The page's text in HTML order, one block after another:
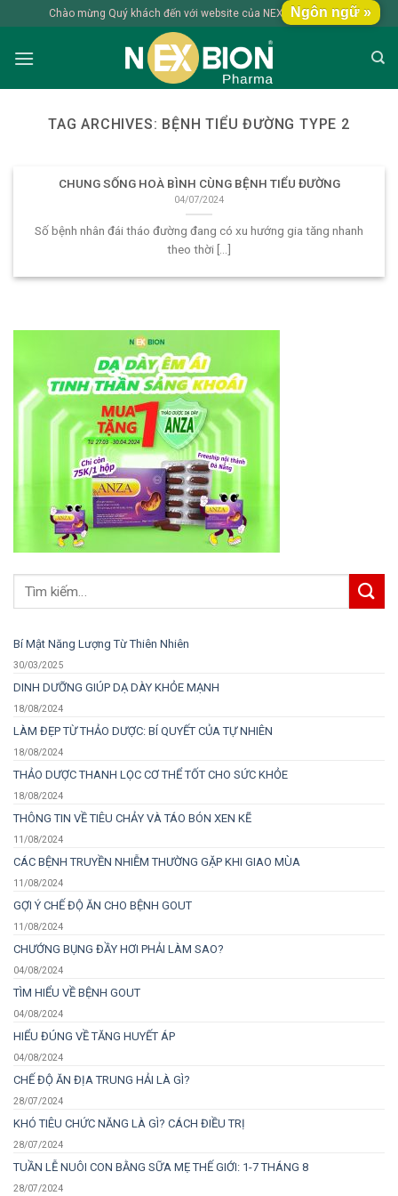
to
content
Chào mừng Quý khách đến với website của NEXBION Pharma
TAG ARCHIVES: BỆNH TIỂU ĐƯỜNG TYPE 2
CHUNG SỐNG HOÀ BÌNH CÙNG BỆNH TIỂU ĐƯỜNG
04/07/2024
Số bệnh nhân đái tháo đường đang có xu hướng gia tăng nhanh
theo thời [...]
Bí Mật Năng Lượng Từ Thiên Nhiên
30/03/2025
DINH DƯỠNG GIÚP DẠ DÀY KHỎE MẠNH
18/08/2024
LÀM ĐẸP TỪ THẢO DƯỢC: BÍ QUYẾT CỦA TỰ NHIÊN
18/08/2024
THẢO DƯỢC THANH LỌC CƠ THỂ TỐT CHO SỨC KHỎE
18/08/2024
THÔNG TIN VỀ TIÊU CHẢY VÀ TÁO BÓN XEN KẼ
11/08/2024
CÁC BỆNH TRUYỀN NHIỄM THƯỜNG GẶP KHI GIAO MÙA
11/08/2024
GỢI Ý CHẾ ĐỘ ĂN CHO BỆNH GOUT
11/08/2024
CHƯỚNG BỤNG ĐẦY HƠI PHẢI LÀM SAO?
04/08/2024
TÌM HIỂU VỀ BỆNH GOUT
04/08/2024
HIỂU ĐÚNG VỀ TĂNG HUYẾT ÁP
04/08/2024
CHẾ ĐỘ ĂN ĐỊA TRUNG HẢI LÀ GÌ?
28/07/2024
KHÓ TIÊU CHỨC NĂNG LÀ GÌ? CÁCH ĐIỀU TRỊ
28/07/2024
TUẦN LỄ NUÔI CON BẰNG SỮA MẸ THẾ GIỚI: 1-7 THÁNG 8
28/07/2024
Ngôn ngữ »